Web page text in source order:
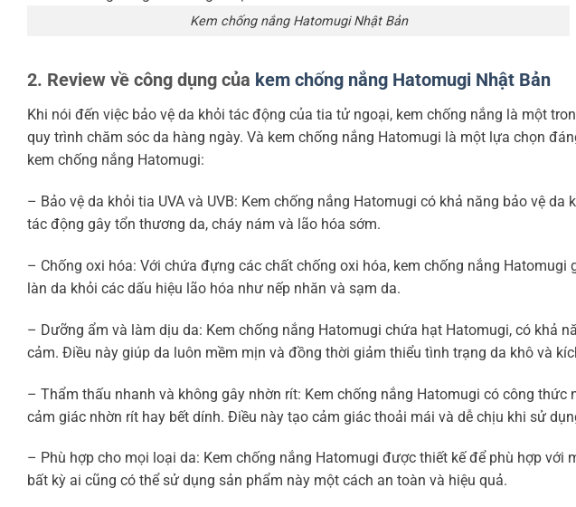
Kem chống nắng Hatomugi Nhật Bản
2. Review về công dụng của kem chống nắng Hatomugi Nhật Bản
Khi nói đến việc bảo vệ da khỏi tác động của tia tử ngoại, kem chống nắng là một
quy trình chăm sóc da hàng ngày. Và kem chống nắng Hatomugi là một lựa chọn
kem chống nắng Hatomugi:
– Bảo vệ da khỏi tia UVA và UVB: Kem chống nắng Hatomugi có khả năng bảo vệ
tác động gây tổn thương da, cháy nám và lão hóa sớm.
– Chống oxi hóa: Với chứa đựng các chất chống oxi hóa, kem chống nắng
làn da khỏi các dấu hiệu lão hóa như nếp nhăn và sạm da.
– Dưỡng ẩm và làm dịu da: Kem chống nắng Hatomugi chứa hạt Hatomugi, có khả
cảm. Điều này giúp da luôn mềm mịn và đồng thời giảm thiểu tình trạng da khô và
– Thẩm thấu nhanh và không gây nhờn rít: Kem chống nắng Hatomugi có công
cảm giác nhờn rít hay bết dính. Điều này tạo cảm giác thoải mái và dễ chịu khi sử
– Phù hợp cho mọi loại da: Kem chống nắng Hatomugi được thiết kế để phù hợp với
bất kỳ ai cũng có thể sử dụng sản phẩm này một cách an toàn và hiệu quả.